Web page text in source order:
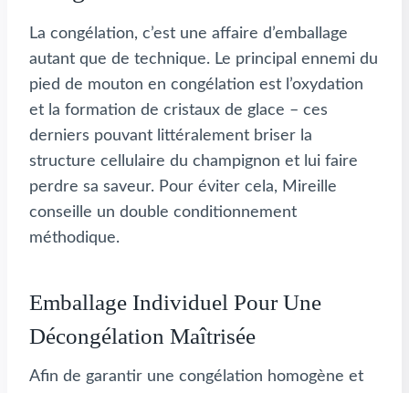
La congélation, c’est une affaire d’emballage
autant que de technique. Le principal ennemi du
pied de mouton en congélation est l’oxydation
et la formation de cristaux de glace – ces
derniers pouvant littéralement briser la
structure cellulaire du champignon et lui faire
perdre sa saveur. Pour éviter cela, Mireille
conseille un double conditionnement
méthodique.
Emballage Individuel Pour Une
Décongélation Maîtrisée
Afin de garantir une congélation homogène et